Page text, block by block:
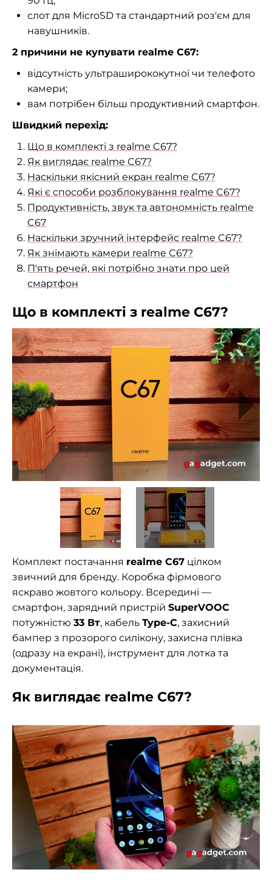
слот для MicroSD та стандартний роз'єм для
навушників.
2 причини не купувати realme C67:
відсутність ультраширококутної чи телефото
камери;
вам потрібен більш продуктивний смартфон.
Швидкий перехід:
Що в комплекті з realme C67?
Як виглядає realme C67?
Наскільки якісний екран realme C67?
Які є способи розблокування realme C67?
Продуктивність, звук та автономність realme
C67
Наскільки зручний інтерфейс realme C67?
Як знімають камери realme C67?
П'ять речей, які потрібно знати про цей
смартфон
Що в комплекті з realme C67?
Комплект постачання realme C67 цілком
звичний для бренду. Коробка фірмового
яскраво жовтого кольору. Всередині —
смартфон, зарядний пристрій SuperVOOC
потужністю 33 Вт, кабель Type-C, захисний
бампер з прозорого силікону, захисна плівка
(одразу на екрані), інструмент для лотка та
документація.
Як виглядає realme C67?